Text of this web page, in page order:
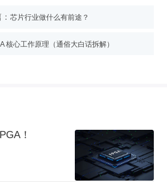
芯片行业做什么有前途？
核心工作原理（通俗大白话拆解）
！